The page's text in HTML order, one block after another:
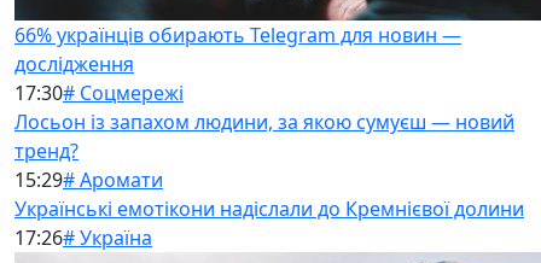
66% українців обирають Telegram для новин —
дослідження
17:30# Соцмережі
Лосьон із запахом людини, за якою сумуєш — новий
тренд?
15:29# Аромати
Українські емотікони надіслали до Кремнієвої долини
17:26# Україна